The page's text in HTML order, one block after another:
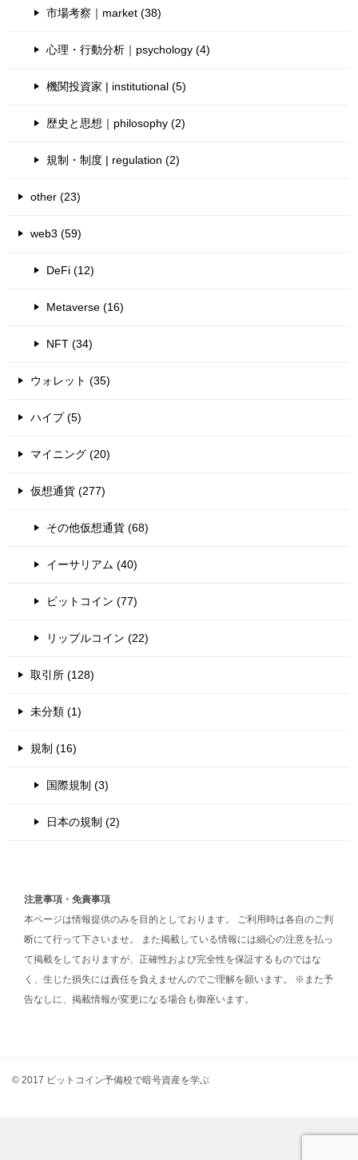
市場考察｜market (38)
心理・行動分析｜psychology (4)
機関投資家 | institutional (5)
歴史と思想｜philosophy (2)
規制・制度 | regulation (2)
other (23)
web3 (59)
DeFi (12)
Metaverse (16)
NFT (34)
ウォレット (35)
ハイプ (5)
マイニング (20)
仮想通貨 (277)
その他仮想通貨 (68)
イーサリアム (40)
ビットコイン (77)
リップルコイン (22)
取引所 (128)
未分類 (1)
規制 (16)
国際規制 (3)
日本の規制 (2)
注意事項・免責事項
本ページは情報提供のみを目的としております。 ご利用時は各自のご判
断にて行って下さいませ。 また掲載している情報には細心の注意を払っ
て掲載をしておりますが、正確性および完全性を保証するものではな
く、生じた損失には責任を負えませんのでご理解を願います。 ※また予
告なしに、掲載情報が変更になる場合も御座います。
© 2017 ビットコイン予備校で暗号資産を学ぶ